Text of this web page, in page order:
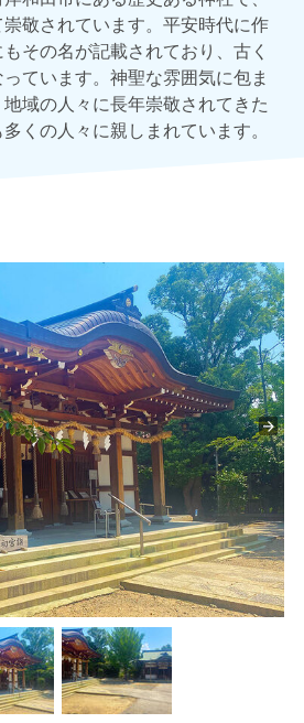
敬されています。平安時代に作
その名が記載されており、古く
ています。神聖な雰囲気に包ま
域の人々に長年崇敬されてきた
くの人々に親しまれています。